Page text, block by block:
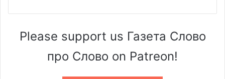
Please support us Газета Слово
про Слово on Patreon!